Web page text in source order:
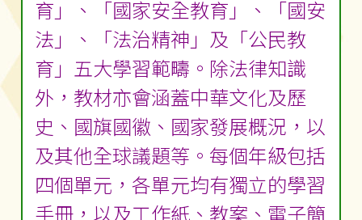
育」、「國家安全教育」、「國安
法」、「法治精神」及「公民教
育」五大學習範疇。除法律知識
外，教材亦會涵蓋中華文化及歷
史、國旗國徽、國家發展概況，以
及其他全球議題等。每個年級包括
四個單元，各單元均有獨立的學習
手冊，以及工作紙、教案、電子簡